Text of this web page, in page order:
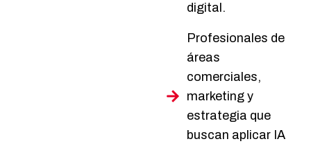
digital.
Profesionales de
áreas
comerciales,
marketing y
estrategia que
buscan aplicar IA